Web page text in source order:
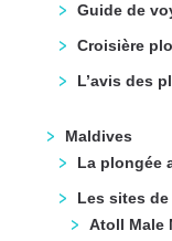
Guide de
Croisière
L’avis des
Maldives
La plongée
Les sites
Atoll Male